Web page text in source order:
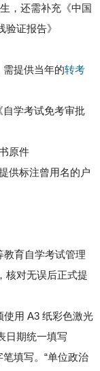
，还需补充《中国
证报告》
需提供当年的转考
自学考试免考审批
原件
供标注曾用名的户
教育自学考试管理
核对无误后正式提
使用 A3 纸彩色激光
日期统一填写
填写。“单位政治